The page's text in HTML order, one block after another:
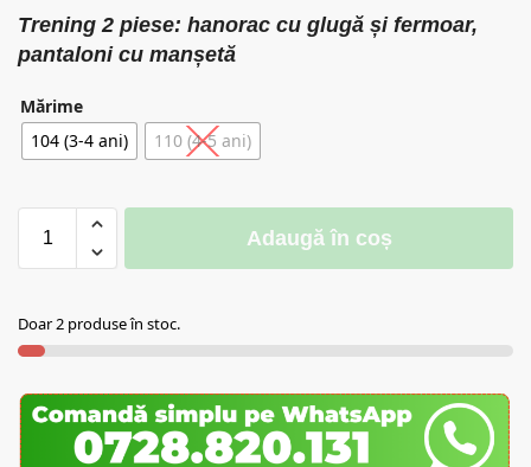
Trening 2 piese: hanorac cu glugă și fermoar,
pantaloni cu manșetă
Mărime
104 (3-4 ani)
110 (4-5 ani)
Adaugă în coș
Doar 2 produse în stoc.